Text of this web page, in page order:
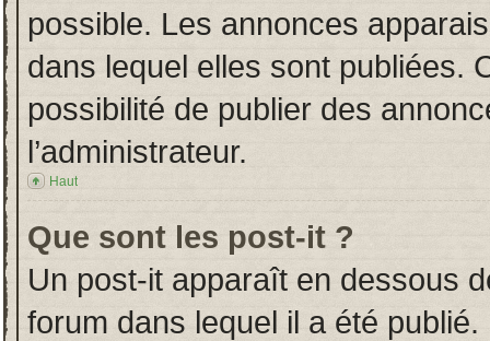
possible. Les annonces
dans lequel elles sont publiées.
possibilité de publier des
l’administrateur.
Haut
Que sont les post-it ?
Un post-it apparaît en dessous
forum dans lequel il a été